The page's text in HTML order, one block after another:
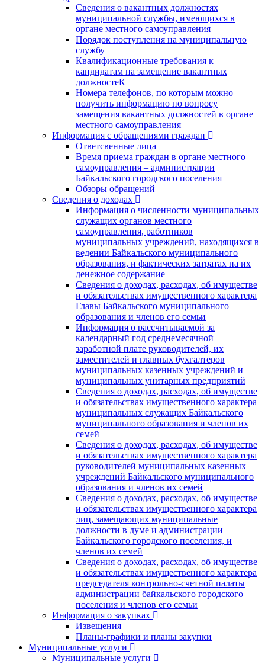
Сведения о вакантных должностях
муниципальной службы, имеющихся в
органе местного самоуправления
Порядок поступления на муниципальную
службу
Квалификационные требования к
кандидатам на замещение вакантных
должностеК
Номера телефонов, по которым можно
получить информацию по вопросу
замещения вакантных должностей в органе
местного самоуправления
Информация с обращениями граждан
Ответсвенные лица
Время приема граждан в органе местного
самоуправления – администрации
Байкальского городского поселения
Обзоры обращений
Сведения о доходах
Информация о численности муниципальных
служащих органов местного
самоуправления, работников
муниципальных учреждений, находящихся в
ведении Байкальского муниципального
образования, и фактических затратах на их
денежное содержание
Сведения о доходах, расходах, об имуществе
и обязательствах имущественного характера
Главы Байкальского муниципального
образования и членов его семьи
Информация о рассчитываемой за
календарный год среднемесячной
заработной плате руководителей, их
заместителей и главных бухгалтеров
муниципальных казенных учреждений и
муниципальных унитарных предприятий
Сведения о доходах, расходах, об имуществе
и обязательствах имущественного характера
муниципальных служащих Байкальского
муниципального образования и членов их
семей
Сведения о доходах, расходах, об имуществе
и обязательствах имущественного характера
руководителей муниципальных казенных
учреждений Байкальского муниципального
образования и членов их семей
Сведения о доходах, расходах, об имуществе
и обязательствах имущественного характера
лиц, замещающих муниципальные
должности в думе и администрации
Байкальского городского поселения, и
членов их семей
Сведения о доходах, расходах, об имуществе
и обязательствах имущественного характера
председателя контрольно-счетной палаты
администрации байкальского городского
поселения и членов его семьи
Информация о закупках
Извещения
Планы-графики и планы закупки
Муниципальные услуги
Муниципальные услуги